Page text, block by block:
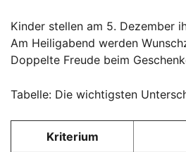
Kinder stellen am 5. Dezember
Am Heiligabend werden
Doppelte Freude beim
Tabelle: Die wichtigsten
Kriterium